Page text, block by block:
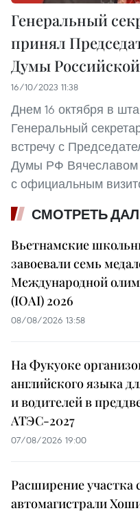
Генеральный
принял
Думы
16/10/2023 11:38
Днем 16 октября в
Генеральный
встречу с
Думы РФ
с официальным
СМОТРЕТЬ
Вьетнамские
завоевали семь
Международной
(IOAI) 2026
08/08/2026 13:58
На Фукуоке
английского языка
и водителей в
АТЭС-2027
07/08/2026 19:00
Расширение участка
автомагистрали